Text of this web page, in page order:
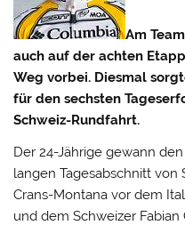
Am
auch auf der achten
Weg vorbei. Diesmal
für den sechsten
Schweiz-Rundfahrt.
Der 24-Jährige gewann
langen Tagesabschnitt
Crans-Montana vor dem
und dem Schweizer Fabian